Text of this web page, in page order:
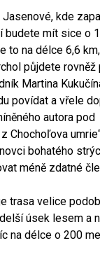
kde
budete mít sice o
to na délce 6,6
půjdete rovněž
Martina
povídat a vřele
autora pod
Chochoľova
bohatého
méně zdatné
trasa velice
úsek lesem a
na délce o 200